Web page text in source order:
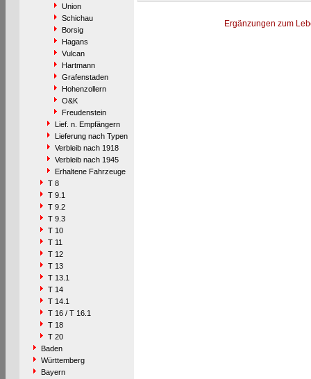
Union
Schichau
Borsig
Hagans
Vulcan
Hartmann
Grafenstaden
Hohenzollern
O&K
Freudenstein
Lief. n. Empfängern
Lieferung nach Typen
Verbleib nach 1918
Verbleib nach 1945
Erhaltene Fahrzeuge
T 8
T 9.1
T 9.2
T 9.3
T 10
T 11
T 12
T 13
T 13.1
T 14
T 14.1
T 16 / T 16.1
T 18
T 20
Baden
Württemberg
Bayern
Ergänzungen zum